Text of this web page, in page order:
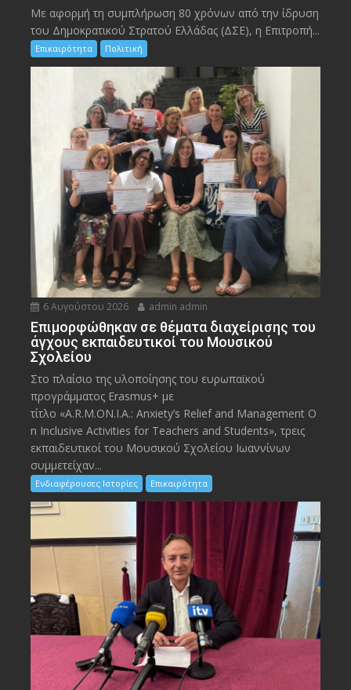
Με αφορμή τη συμπλήρωση 80 χρόνων από την ίδρυση
του Δημοκρατικού Στρατού Ελλάδας (ΔΣΕ), η Επιτροπή...
Επικαιρότητα Πολιτική
6 Αυγούστου 2026 admin admin
Eπιμορφώθηκαν σε θέματα διαχείρισης του
άγχους εκπαιδευτικοί του Μουσικού
Σχολείου
Στο πλαίσιο της υλοποίησης του ευρωπαϊκού
προγράμματος Erasmus+ με
τίτλο «A.R.M.ON.I.A.: Anxiety’s Relief and Management O
n Inclusive Activities for Teachers and Students», τρεις
εκπαιδευτικοί του Μουσικού Σχολείου Ιωαννίνων
συμμετείχαν...
Ενδιαφέρουσες Ιστορίες Επικαιρότητα